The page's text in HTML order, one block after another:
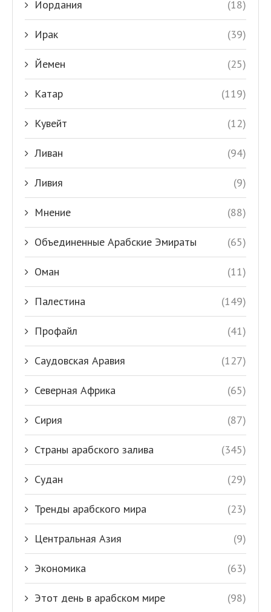
Иордания (18)
Ирак (39)
Йемен (25)
Катар (119)
Кувейт (12)
Ливан (94)
Ливия (9)
Мнение (88)
Объединенные Арабские Эмираты (65)
Оман (11)
Палестина (149)
Профайл (41)
Саудовская Аравия (127)
Северная Африка (65)
Сирия (87)
Страны арабского залива (345)
Судан (29)
Тренды арабского мира (23)
Центральная Азия (9)
Экономика (63)
Этот день в арабском мире (98)